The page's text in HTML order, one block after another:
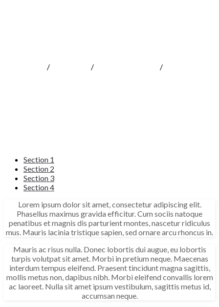
/ / /
Section 1
Section 2
Section 3
Section 4
Lorem ipsum dolor sit amet, consectetur adipiscing elit.
Phasellus maximus gravida efficitur. Cum sociis natoque
penatibus et magnis dis parturient montes, nascetur ridiculus
mus. Mauris lacinia tristique sapien, sed ornare arcu rhoncus in.
Mauris ac risus nulla. Donec lobortis dui augue, eu lobortis
turpis volutpat sit amet. Morbi in pretium neque. Maecenas
interdum tempus eleifend. Praesent tincidunt magna sagittis,
mollis metus non, dapibus nibh. Morbi eleifend convallis lorem
ac laoreet. Nulla sit amet ipsum vestibulum, sagittis metus id,
accumsan neque.